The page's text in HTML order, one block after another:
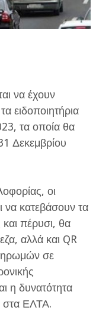
να έχουν
ειδοποιητήρια
τα οποία θα
Δεκεμβρίου
οι
να κατεβάσουν τα
πέρυσι, θα
αλλά και QR
σε
η δυνατότητα
στα ΕΛΤΑ.